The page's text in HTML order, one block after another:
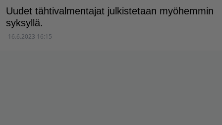
Uudet tähtivalmentajat julkistetaan myöhemmin
syksyllä.
16.6.2023 16:15